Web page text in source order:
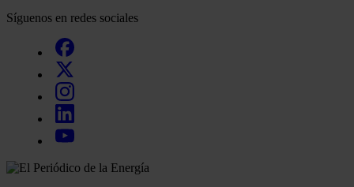
Síguenos en redes sociales